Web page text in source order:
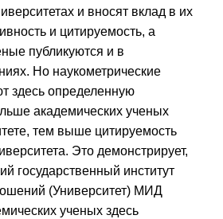
и вносят вклад в их
и цитируемость, а
публикуются и в
Но наукометрические
здесь определенную
академических ученых
тем выше цитируемость
Это демонстрирует,
государственный институт
(Университет) МИД
ученых здесь